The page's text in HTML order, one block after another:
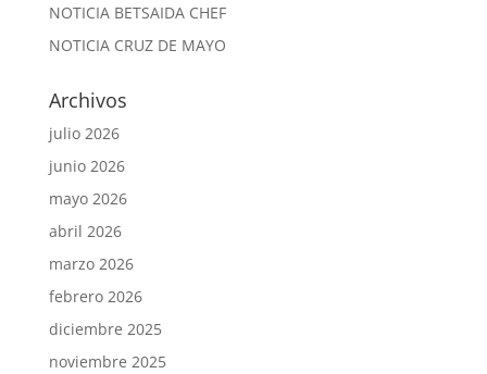
NOTICIA BETSAIDA CHEF
NOTICIA CRUZ DE MAYO
Archivos
julio 2026
junio 2026
mayo 2026
abril 2026
marzo 2026
febrero 2026
diciembre 2025
noviembre 2025